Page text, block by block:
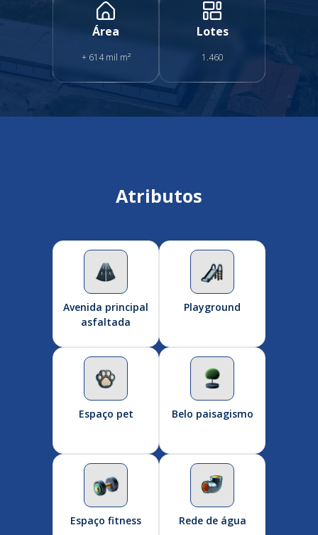
Área
+ 614 mil m²
Lotes
1.460
Atributos
Avenida principal
asfaltada
Playground
Espaço pet Belo paisagismo
Espaço fitness Rede de água